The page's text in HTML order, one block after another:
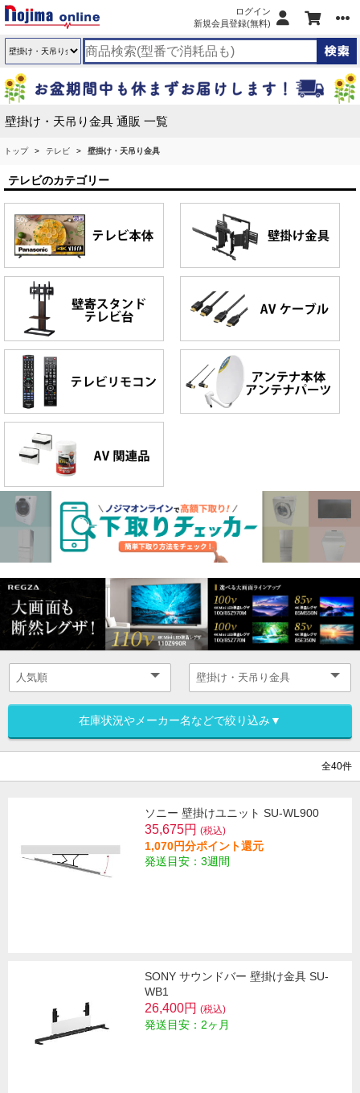
ログイン
新規会員登録(無料)
壁掛け・天吊り金具 通販 一覧
トップ テレビ 壁掛け・天吊り金具
テレビのカテゴリー
在庫状況やメーカー名などで絞り込み▼
全40件
ソニー 壁掛けユニット SU-WL900
35,675円 (税込)
1,070円分ポイント還元
発送目安：3週間
SONY サウンドバー 壁掛け金具 SU-
WB1
26,400円 (税込)
発送目安：2ヶ月